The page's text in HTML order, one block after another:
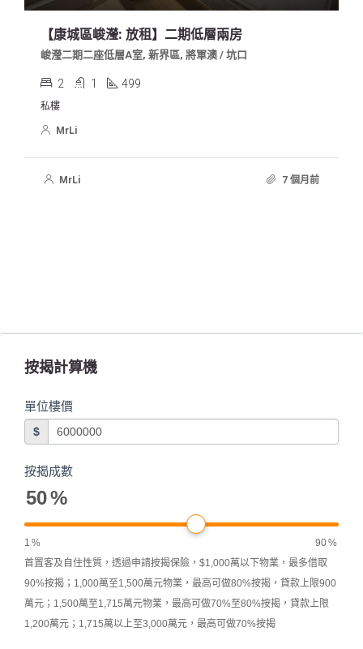
【康城區峻瀅: 放租】二期低層兩房
峻瀅二期二座低層A室, 新界區, 將軍澳 / 坑口
2 1 499
私樓
MrLi
MrLi 7 個月前
按揭計算機
單位樓價
$
按揭成數
50%
1 % 90%
首置客及自住性質，透過申請按揭保險，$1,000萬以下物業，最多借取
90%按揭；1,000萬至1,500萬元物業，最高可做80%按揭，貸款上限900
萬元；1,500萬至1,715萬元物業，最高可做70%至80%按揭，貸款上限
1,200萬元；1,715萬以上至3,000萬元，最高可做70%按揭